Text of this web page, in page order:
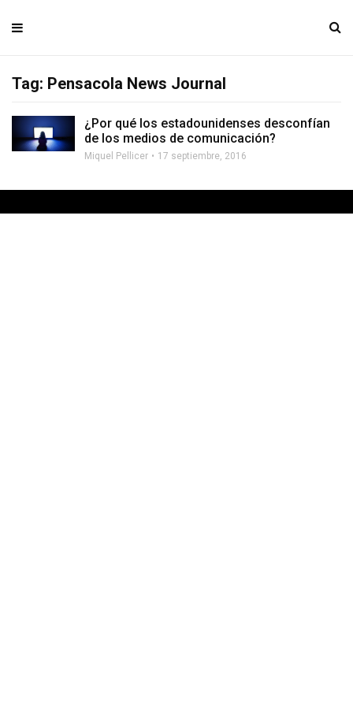
Tag: Pensacola News Journal
¿Por qué los estadounidenses desconfían
de los medios de comunicación?
Miquel Pellicer 17 septiembre, 2016